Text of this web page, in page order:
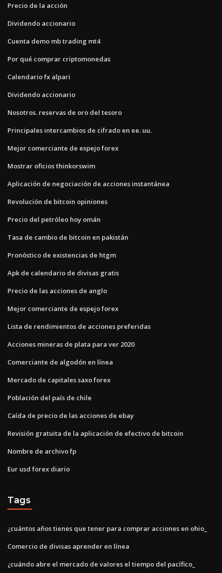
Precio de la acción
Dividendo accionario
Cuenta demo mb trading mt4
Por qué comprar criptomonedas
Calendario fx alpari
Dividendo accionario
Nosotros. reservas de oro del tesoro
Principales intercambios de cifrado en ee. uu.
Mejor comerciante de espejo forex
Mostrar oficios thinkorswim
Aplicación de negociación de acciones instantánea
Revolución de bitcoin opiniones
Precio del petróleo hoy omán
Tasa de cambio de bitcoin en pakistán
Pronóstico de existencias de htgm
Apk de calendario de divisas gratis
Precio de las acciones de anglo
Mejor comerciante de espejo forex
Lista de rendimientos de acciones preferidas
Acciones mineras de plata para ver 2020
Comerciante de algodón en línea
Mercado de capitales saxo forex
Población del país de chile
Caída de precio de las acciones de ebay
Revisión gratuita de la aplicación de efectivo de bitcoin
Nombre de archivo fp
Eur usd forex diario
Tags
¿cuántos años tienes que tener para comprar acciones en ohio_
Comercio de divisas aprender en línea
¿cuándo abre el mercado de valores el tiempo del pacífico_